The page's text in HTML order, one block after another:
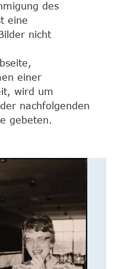
des
eine
nicht
einer
wird um
nachfolgenden
gebeten.